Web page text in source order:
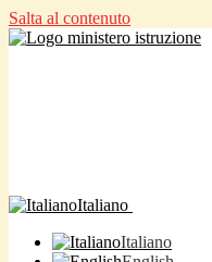
Salta al contenuto
Italiano
Italiano